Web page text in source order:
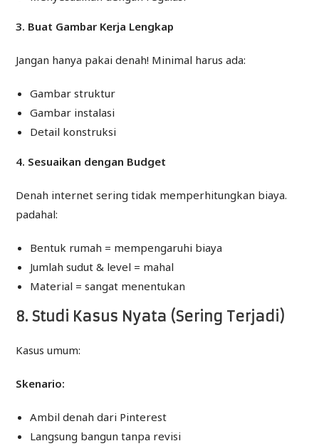
3. Buat Gambar Kerja Lengkap
Jangan hanya pakai denah! Minimal harus ada:
Gambar struktur
Gambar instalasi
Detail konstruksi
4. Sesuaikan dengan Budget
Denah internet sering tidak memperhitungkan biaya.
padahal:
Bentuk rumah = mempengaruhi biaya
Jumlah sudut & level = mahal
Material = sangat menentukan
8. Studi Kasus Nyata (Sering Terjadi)
Kasus umum:
Skenario:
Ambil denah dari Pinterest
Langsung bangun tanpa revisi